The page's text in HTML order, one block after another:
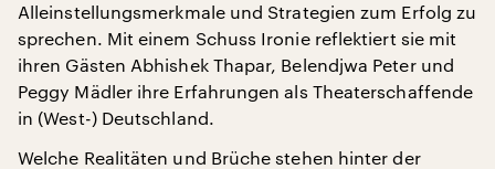
Alleinstellungsmerkmale und Strategien zum Erfolg zu
sprechen. Mit einem Schuss Ironie reflektiert sie mit
ihren Gästen Abhishek Thapar, Belendjwa Peter und
Peggy Mädler ihre Erfahrungen als Theaterschaffende
in (West-) Deutschland.
Welche Realitäten und Brüche stehen hinter der